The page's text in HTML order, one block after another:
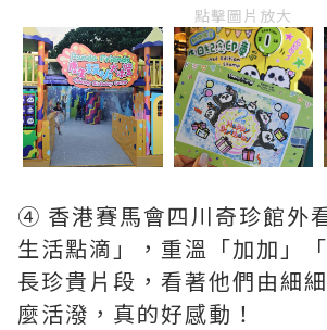
點擊圖片放大
④ 香港賽馬會四川奇珍館外
生活點滴」，重溫「加加」
長珍貴片段，看著他們由細
麼活潑，真的好感動！